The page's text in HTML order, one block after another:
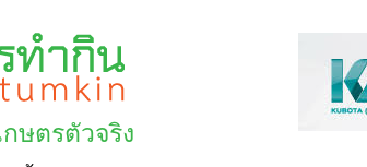
ษตรตัวจริง